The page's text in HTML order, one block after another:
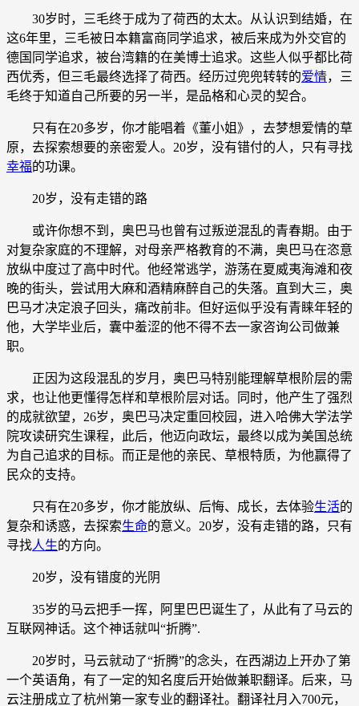
30岁时，三毛终于成为了荷西的太太。从认识到结婚，在
这6年里，三毛被日本籍富商同学追求，被后来成为外交官的
德国同学追求，被台湾籍的在美博士追求。这些人似乎都比荷
西优秀，但三毛最终选择了荷西。经历过兜兜转转的爱情，三
毛终于知道自己所要的另一半，是品格和心灵的契合。
只有在20多岁，你才能唱着《董小姐》，去梦想爱情的草
原，去探索想要的亲密爱人。20岁，没有错付的人，只有寻找
幸福的功课。
20岁，没有走错的路
或许你想不到，奥巴马也曾有过叛逆混乱的青春期。由于
对复杂家庭的不理解，对母亲严格教育的不满，奥巴马在恣意
放纵中度过了高中时代。他经常逃学，游荡在夏威夷海滩和夜
晚的街头，尝试用大麻和酒精麻醉自己的失落。直到大三，奥
巴马才决定浪子回头，痛改前非。但好运似乎没有青睐年轻的
他，大学毕业后，囊中羞涩的他不得不去一家咨询公司做兼
职。
正因为这段混乱的岁月，奥巴马特别能理解草根阶层的需
求，也让他更懂得怎样和草根阶层对话。同时，他产生了强烈
的成就欲望，26岁，奥巴马决定重回校园，进入哈佛大学法学
院攻读研究生课程，此后，他迈向政坛，最终以成为美国总统
为自己追求的目标。而正是他的亲民、草根特质，为他赢得了
民众的支持。
只有在20多岁，你才能放纵、后悔、成长，去体验生活的
复杂和诱惑，去探索生命的意义。20岁，没有走错的路，只有
寻找人生的方向。
20岁，没有错度的光阴
35岁的马云把手一挥，阿里巴巴诞生了，从此有了马云的
互联网神话。这个神话就叫“折腾”.
20岁时，马云就动了“折腾”的念头，在西湖边上开办了第
一个英语角，有了一定的知名度后开始做兼职翻译。后来，马
云注册成立了杭州第一家专业的翻译社。翻译社月入700元，